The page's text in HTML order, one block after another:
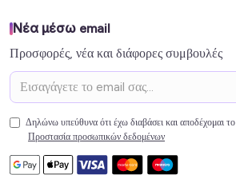
Νέα μέσω email
Προσφορές, νέα και διάφορες συμβουλές
Δηλώνω υπεύθυνα ότι έχω διαβάσει και αποδέχομαι το
Προστασία προσωπικών δεδομένων